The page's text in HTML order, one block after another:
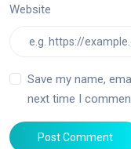
Website
Save my name,
next time I
Post Comment